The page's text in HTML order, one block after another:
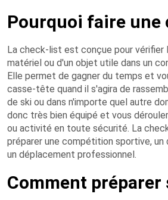
Pourquoi faire une
La check-list est conçue pour vérifier
matériel ou d'un objet utile dans un
Elle permet de gagner du temps et
casse-tête quand il s'agira de
de ski ou dans n'importe quel autre
donc très bien équipé et vous
ou activité en toute sécurité. La
préparer une compétition sportive, un
un déplacement professionnel.
Comment préparer